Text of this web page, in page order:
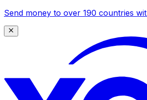
Send money to over 190 countries